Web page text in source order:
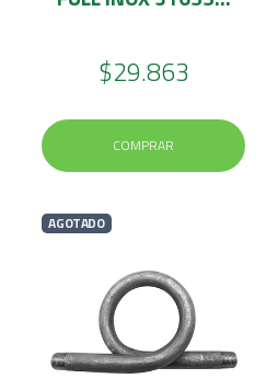
$29.863
COMPRAR
AGOTADO